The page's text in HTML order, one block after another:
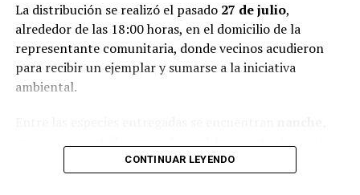
A la inauguración asistieron integrantes del Cabildo,
funcionarios municipales, representantes del comité de
obra y habitantes de la comunidad, quienes recorrieron
el tramo rehabilitado.
programa de infraestructura de la presente
administración, con el objetivo de mejorar las vialidades
La distribución se realizó el pasado 27 de julio,
alrededor de las 18:00 horas, en el domicilio de la
representante comunitaria, donde vecinos acudieron
para recibir un ejemplar y sumarse a la iniciativa
ambiental.
guaje, aguacatillo, guayaba, roble y ocote, las cuales
fueron destinadas para su siembra en patios y terrenos
CONTINUAR LEYENDO